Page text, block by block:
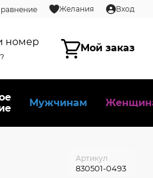
Желания Вход
номер
Мой заказ
Мужчинам
Артикул
830501-0493